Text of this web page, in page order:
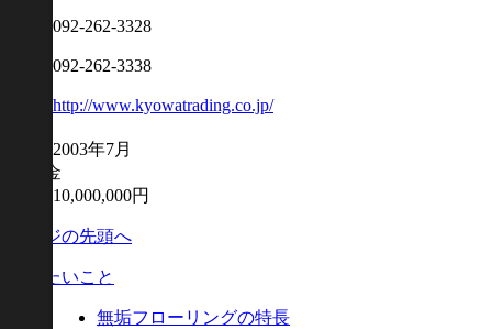
092-262-3328
092-262-3338
http://www.kyowatrading.co.jp/
2003年7月
資本金
10,000,000円
ページの先頭へ
伝えたいこと
無垢フローリングの特長